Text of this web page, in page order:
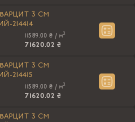
3 CM
214414
11589.00 ₴ / м2
71620.02 ₴
3 CM
214415
11589.00 ₴ / м2
71620.02 ₴
3 CM